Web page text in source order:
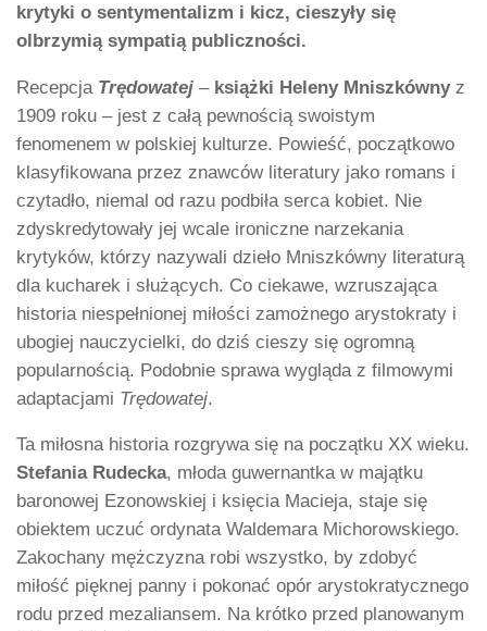
krytyki o sentymentalizm i kicz, cieszyły się
olbrzymią sympatią publiczności.
Recepcja Trędowatej – książki Heleny Mniszkównyz
1909 roku – jest z całą pewnością swoistym
fenomenem w polskiej kulturze. Powieść, początkowo
klasyfikowana przez znawców literatury jako romans i
czytadło, niemal od razu podbiła serca kobiet. Nie
zdyskredytowały jej wcale ironiczne narzekania
krytyków, którzy nazywali dzieło Mniszkówny literaturą
dla kucharek i służących. Co ciekawe, wzruszająca
historia niespełnionej miłości zamożnego arystokraty i
ubogiej nauczycielki, do dziś cieszy się ogromną
popularnością. Podobnie sprawa wygląda z filmowymi
adaptacjami Trędowatej.
Ta miłosna historia rozgrywa się na początku XX wieku.
Stefania Rudecka, młoda guwernantka w majątku
baronowej Ezonowskiej i księcia Macieja, staje się
obiektem uczuć ordynata Waldemara Michorowskiego.
Zakochany mężczyzna robi wszystko, by zdobyć
miłość pięknej panny i pokonać opór arystokratycznego
rodu przed mezaliansem. Na krótko przed planowanym